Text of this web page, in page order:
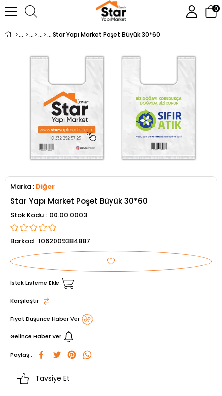
0
Star Yapı Market Poşet Büyük 30*60
Marka : Diğer
Star Yapı Market Poşet Büyük 30*60
Stok Kodu 00.00.0003
Barkod :1062009384887
İstek Listeme Ekle
Karşılaştır
Fiyat Düşünce Haber Ver
Gelince Haber Ver
Paylaş :
Tavsiye Et